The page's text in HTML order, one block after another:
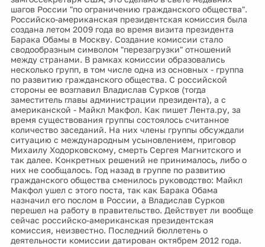
шагов России "по ограничению гражданского общества".
Российско-американская президентская комиссия была
создана летом 2009 года во время визита президента
Барака Обамы в Москву. Создание комиссии стало
сводообразным символом "перезагрузки" отношений
между странами. В рамках комиссии образовались
несколько групп, в том числе одна из основных - группа
по развитию гражданского общества. С российской
стороны ее возглавил Владислав Сурков (тогда
заместитель главы администрации президента), а с
американской - Майкл Макфол. Как пишет Лента.ру, за
время существования группы состоялось считанное
количество заседаний. На них члены группы обсуждали
ситуацию с международным усыновлением, приговор
Михаилу Ходорковскому, смерть Сергея Магнитского и
так далее. Конкретных решений не принималось, либо о
них не сообщалось. Год назад в группе по развитию
гражданского общества сменилось руководство: Майкл
Макфол ушел с этого поста, так как Барака Обама
назначил его послом в России, а Владислав Сурков
перешел на работу в правительство. Действует ли вообще
сейчас российско-американская президентская
комиссия, неизвестно. Последний бюллетень о
деятельности комиссии датирован октябрем 2012 года.